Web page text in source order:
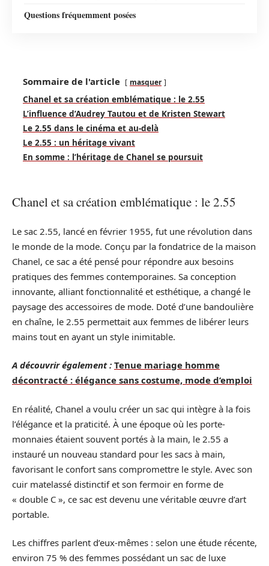
Questions fréquemment posées
Sommaire de l'article masquer
Chanel et sa création emblématique : le 2.55
L’influence d’Audrey Tautou et de Kristen Stewart
Le 2.55 dans le cinéma et au-delà
Le 2.55 : un héritage vivant
En somme : l’héritage de Chanel se poursuit
Chanel et sa création emblématique : le 2.55
Le sac 2.55, lancé en février 1955, fut une révolution dans
le monde de la mode. Conçu par la fondatrice de la maison
Chanel, ce sac a été pensé pour répondre aux besoins
pratiques des femmes contemporaines. Sa conception
innovante, alliant fonctionnalité et esthétique, a changé le
paysage des accessoires de mode. Doté d’une bandoulière
en chaîne, le 2.55 permettait aux femmes de libérer leurs
mains tout en ayant un style inimitable.
A découvrir également : Tenue mariage homme
décontracté : élégance sans costume, mode d’emploi
En réalité, Chanel a voulu créer un sac qui intègre à la fois
l’élégance et la praticité. À une époque où les porte-
monnaies étaient souvent portés à la main, le 2.55 a
instauré un nouveau standard pour les sacs à main,
favorisant le confort sans compromettre le style. Avec son
cuir matelassé distinctif et son fermoir en forme de
« double C », ce sac est devenu une véritable œuvre d’art
portable.
Les chiffres parlent d’eux-mêmes : selon une étude récente,
environ 75 % des femmes possédant un sac de luxe